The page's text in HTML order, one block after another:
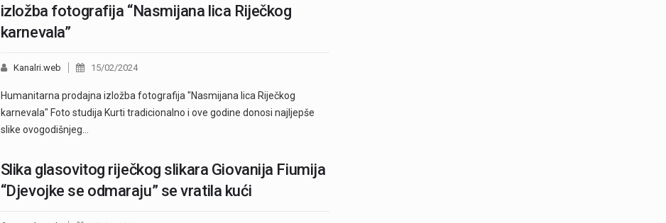
izložba fotografija “Nasmijana lica Riječkog
karnevala”
Kanalri.web 15/02/2024
Humanitarna prodajna izložba fotografija "Nasmijana lica Riječkog
karnevala" Foto studija Kurti tradicionalno i ove godine donosi najljepše
slike ovogodišnjeg…
Slika glasovitog riječkog slikara Giovanija Fiumija
“Djevojke se odmaraju” se vratila kući